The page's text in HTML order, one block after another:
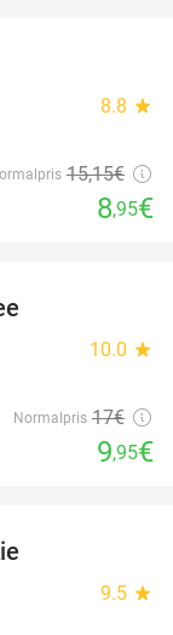
8.8 star
15,15€
8,95€
10.0 star
Normalpris 17€
9,95€
9.5 star